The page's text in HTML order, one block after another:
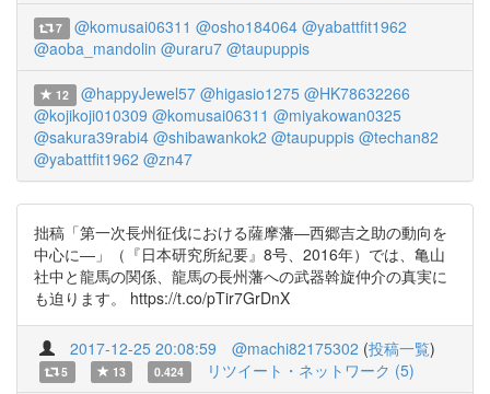
7 @komusai06311 @osho184064 @yabattfit1962
@aoba_mandolin @uraru7 @taupuppis
12 @happyJewel57 @higasio1275 @HK78632266
@kojikoji010309 @komusai06311 @miyakowan0325
@sakura39rabi4 @shibawankok2 @taupuppis @techan82
@yabattfit1962 @zn47
拙稿「第一次長州征伐における薩摩藩―西郷吉之助の動向を
中心に―」（『日本研究所紀要』8号、2016年）では、亀山
社中と龍馬の関係、龍馬の長州藩への武器斡旋仲介の真実に
も迫ります。 https://t.co/pTir7GrDnX
2017-12-25 20:08:59 @machi82175302 (投稿一覧)
5 13 0.424 リツイート・ネットワーク (5)